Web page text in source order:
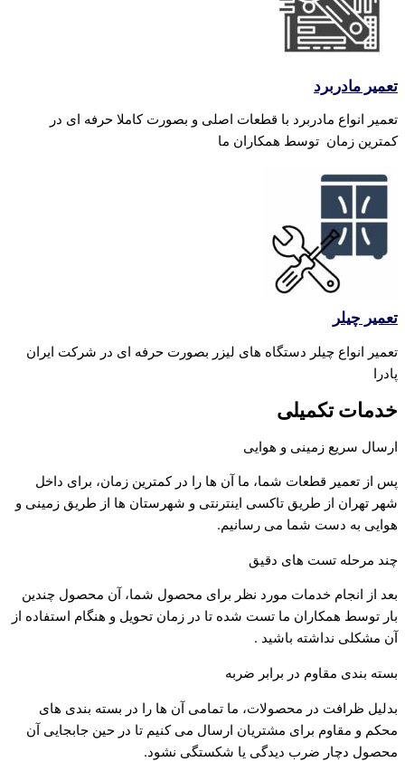
تعمیر مادربرد
تعمیر انواع مادربرد با قطعات اصلی و بصورت کاملا حرفه ای در
کمترین زمان توسط همکاران ما
تعمیر چیلر
تعمیر انواع چیلر دستگاه های لیزر بصورت حرفه ای در شرکت ایران
پادرا
خدمات تکمیلی
ارسال سریع زمینی و هوایی
پس از تعمیر قطعات شما، ما آن ها را در کمترین زمان، برای داخل
شهر تهران از طریق تاکسی اینترنتی و شهرستان ها از طریق زمینی و
هوایی به دست شما می رسانیم.
چند مرحله تست های دقیق
بعد از انجام خدمات مورد نظر برای محصول شما، آن محصول چندین
بار توسط همکاران ما تست شده تا در زمان تحویل و هنگام استفاده از
آن مشکلی نداشته باشید .
بسته بندی مقاوم در برابر ضربه
بدلیل ظرافت در محصولات، ما تمامی آن ها را در بسته بندی های
محکم و مقاوم برای مشتریان ارسال می کنیم تا در حین جابجایی آن
محصول دچار ضرب دیدگی یا شکستگی نشود.